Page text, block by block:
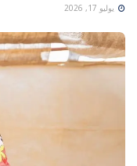
يوليو 17, 2026